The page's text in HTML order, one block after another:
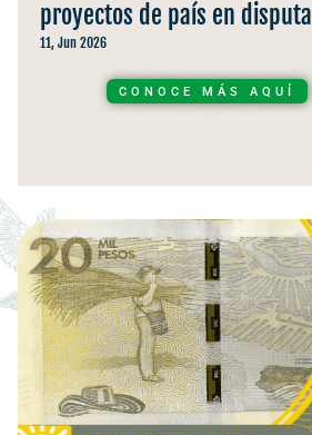
proyectos de país en disputa
11, Jun 2026
CONOCE MÁS AQUÍ